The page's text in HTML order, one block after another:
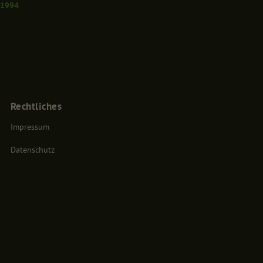
Rechtliches
Impressum
Datenschutz
Website nutzen.